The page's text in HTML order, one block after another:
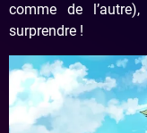
comme de
surprendre !